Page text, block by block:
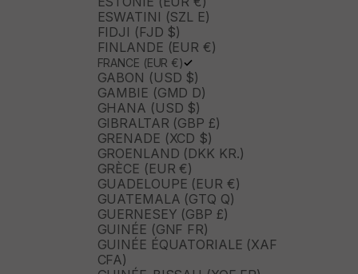
ESWATINI (SZL E)
FIDJI (FJD $)
FINLANDE (EUR €)
FRANCE (EUR €)
GABON (USD $)
GAMBIE (GMD D)
GHANA (USD $)
GIBRALTAR (GBP £)
GRENADE (XCD $)
GROENLAND (DKK KR.)
GRÈCE (EUR €)
GUADELOUPE (EUR €)
GUATEMALA (GTQ Q)
GUERNESEY (GBP £)
GUINÉE (GNF FR)
GUINÉE ÉQUATORIALE (XAF
CFA)